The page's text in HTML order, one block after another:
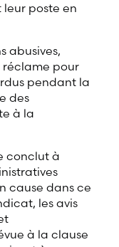
leur poste en
abusives,
réclame pour
pendant la
des
à la
conclut à
cause dans ce
les avis
à la clause